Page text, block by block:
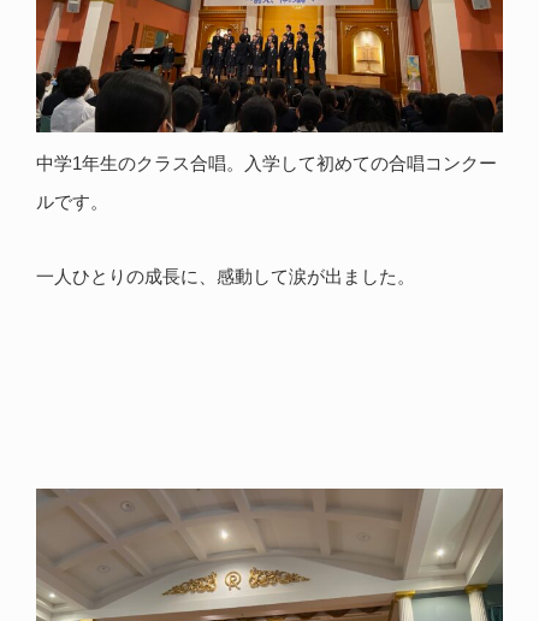
中学1年生のクラス合唱。入学して初めての合唱コンクー
ルです。
一人ひとりの成長に、感動して涙が出ました。